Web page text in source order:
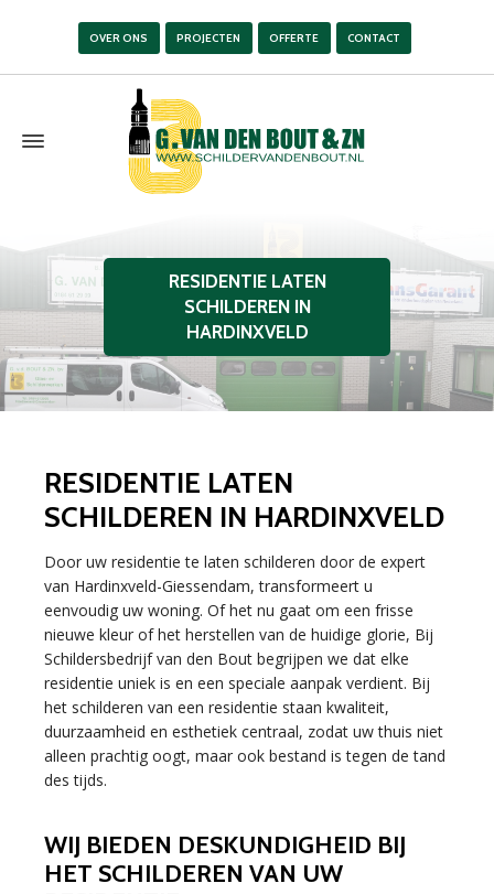
OVER ONS PROJECTEN OFFERTE CONTACT
RESIDENTIE LATEN
SCHILDEREN IN
HARDINXVELD
RESIDENTIE LATEN
SCHILDEREN IN HARDINXVELD
Door uw residentie te laten schilderen door de expert
van Hardinxveld-Giessendam, transformeert u
eenvoudig uw woning. Of het nu gaat om een frisse
nieuwe kleur of het herstellen van de huidige glorie, Bij
Schildersbedrijf van den Bout begrijpen we dat elke
residentie uniek is en een speciale aanpak verdient. Bij
het schilderen van een residentie staan kwaliteit,
duurzaamheid en esthetiek centraal, zodat uw thuis niet
alleen prachtig oogt, maar ook bestand is tegen de tand
des tijds.
WIJ BIEDEN DESKUNDIGHEID BIJ
HET SCHILDEREN VAN UW